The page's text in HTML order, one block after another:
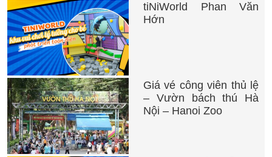
tiNiWorld Phan Văn
Hớn
Giá vé công viên thủ lệ
– Vườn bách thú Hà
Nội – Hanoi Zoo